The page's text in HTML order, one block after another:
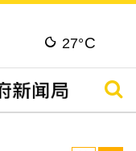
27°C
搜寻